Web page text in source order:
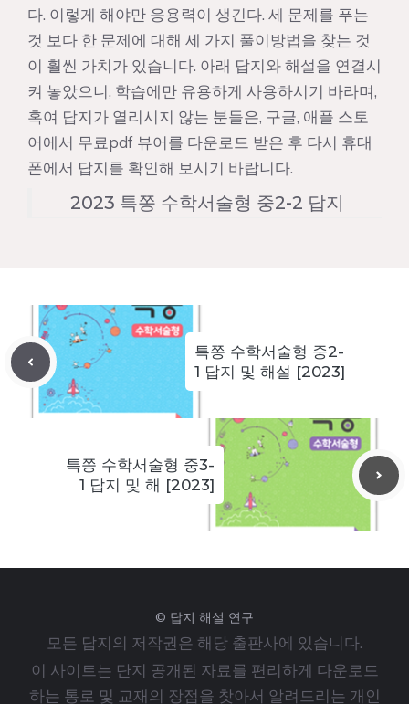
다. 이렇게 해야만 응용력이 생긴다. 세 문제를 푸는
것 보다 한 문제에 대해 세 가지 풀이방법을 찾는 것
이 훨씬 가치가 있습니다. 아래 답지와 해설을 연결시
켜 놓았으니, 학습에만 유용하게 사용하시기 바라며,
혹여 답지가 열리시지 않는 분들은, 구글, 애플 스토
어에서 무료pdf 뷰어를 다운로드 받은 후 다시 휴대
폰에서 답지를 확인해 보시기 바랍니다.
2023 특쫑 수학서술형 중2-2 답지
특쫑 수학서술형 중2-
1 답지 및 해설 [2023]
특쫑 수학서술형 중3-
1 답지 및 해 [2023]
© 답지 해설 연구
모든 답지의 저작권은 해당 출판사에 있습니다.
이 사이트는 단지 공개된 자료를 편리하게 다운로드
하는 통로 및 교재의 장점을 찾아서 알려드리는 개인